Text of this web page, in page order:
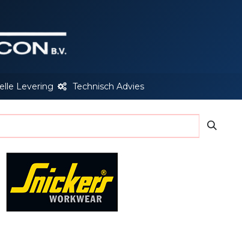
Levering Technisch Advies